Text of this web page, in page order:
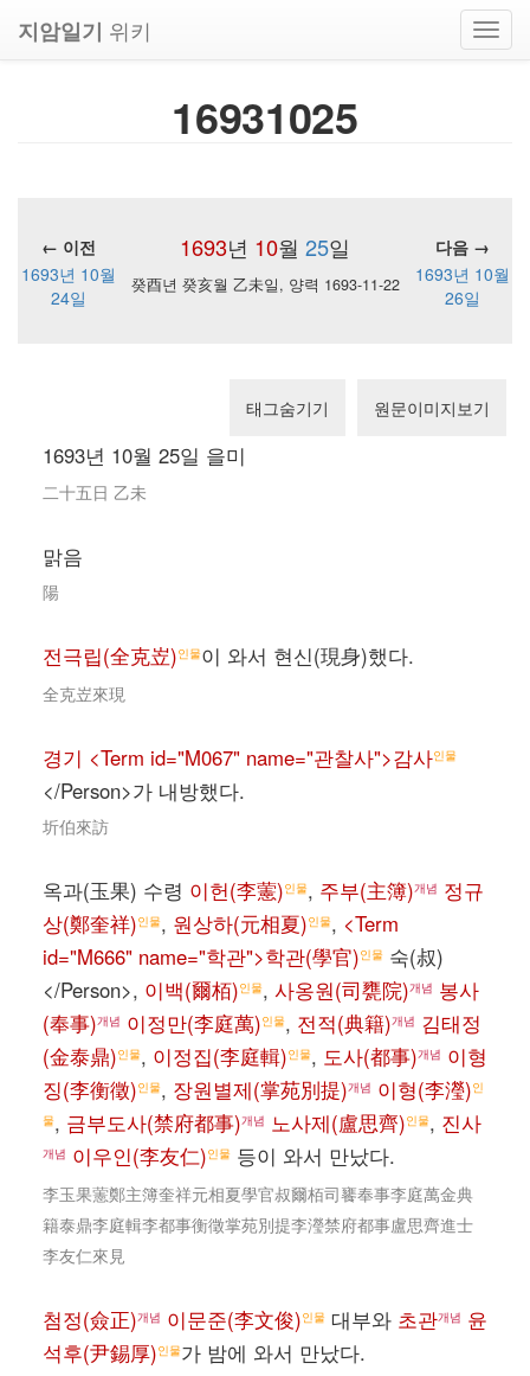
지암일기 위키
16931025
1693년 10월 25일
← 이전
다음 →
1693년 10월
24일
癸酉년 癸亥월 乙未일, 양력 1693-11-22
1693년 10월
26일
태그숨기기 원문이미지보기
1693년 10월 25일 을미
二十五日 乙未
맑음
陽
전극립(全克岦)인물이 와서 현신(現身)했다.
全克岦來現
경기 <Term id="M067" name="관찰사">감사인물
</Person>가 내방했다.
圻伯來訪
옥과(玉果) 수령 이헌(李藼)인물, 주부(主簿)개념 정규
상(鄭奎祥)인물, 원상하(元相夏)인물, <Term
id="M666" name="학관">학관(學官)인물 숙(叔)
</Person>, 이백(爾栢)인물, 사옹원(司甕院)개념 봉사
(奉事)개념 이정만(李庭萬)인물, 전적(典籍)개념 김태정
(金泰鼎)인물, 이정집(李庭輯)인물, 도사(都事)개념 이형
징(李衡徵)인물, 장원별제(掌苑別提)개념 이형(李瀅)인
물, 금부도사(禁府都事)개념 노사제(盧思齊)인물, 진사
개념 이우인(李友仁)인물 등이 와서 만났다.
李玉果藼鄭主簿奎祥元相夏學官叔爾栢司饔奉事李庭萬金典
籍泰鼎李庭輯李都事衡徵掌苑別提李瀅禁府都事盧思齊進士
李友仁來見
첨정(僉正)개념 이문준(李文俊)인물 대부와 초관개념 윤
석후(尹錫厚)인물가 밤에 와서 만났다.